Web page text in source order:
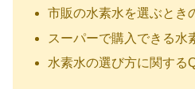
市販の水素水を選ぶとき
スーパーで購入できる水
水素水の選び方に関する